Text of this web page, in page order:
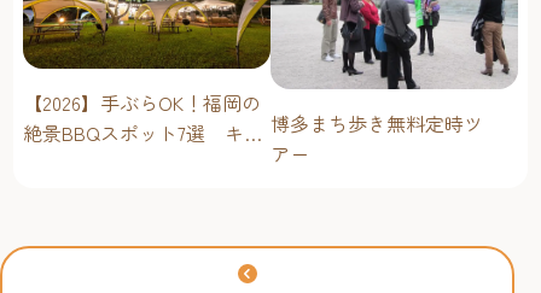
【2026】手ぶらOK！福岡の
絶景BBQスポット7選 キャ 博多まち歩き無料定時ツ
アー